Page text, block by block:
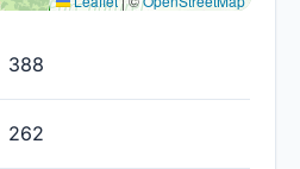
388
262